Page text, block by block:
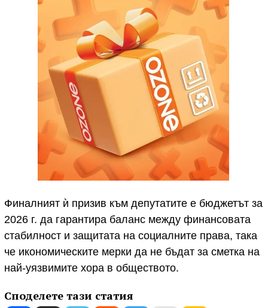
Финалният ѝ призив към депутатите е бюджетът за
2026 г. да гарантира баланс между финансовата
стабилност и защитата на социалните права, така
че икономическите мерки да не бъдат за сметка на
най-уязвимите хора в обществото.
Споделете тази статия